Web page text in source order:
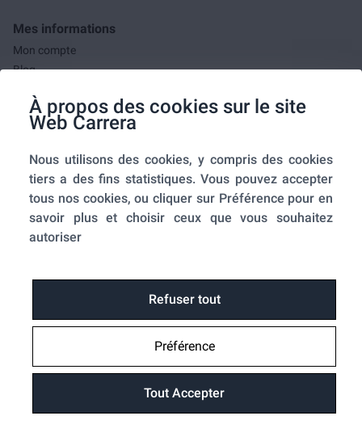
À propos des cookies sur le site
Web Carrera
Nous utilisons des cookies, y compris des cookies
tiers a des fins statistiques. Vous pouvez accepter
tous nos cookies, ou cliquer sur Préférence pour en
savoir plus et choisir ceux que vous souhaitez
autoriser
Refuser tout
Préférence
Tout Accepter
Mes informations
Mon compte
Blog
Mes commandes
A propos de nous
A propos
Mentions légales
Conditions générales de ventes
Utilisation des cookies